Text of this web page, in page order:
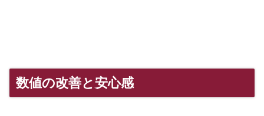
数値の改善と安心感